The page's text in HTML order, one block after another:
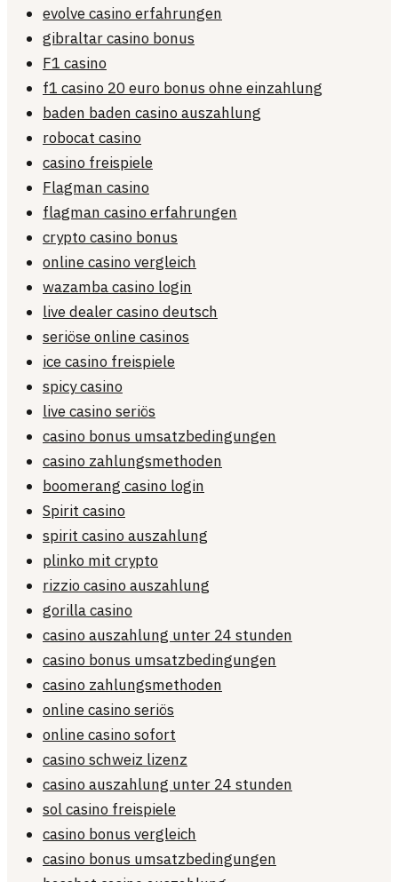
evolve casino erfahrungen
gibraltar casino bonus
F1 casino
f1 casino 20 euro bonus ohne einzahlung
baden baden casino auszahlung
robocat casino
casino freispiele
Flagman casino
flagman casino erfahrungen
crypto casino bonus
online casino vergleich
wazamba casino login
live dealer casino deutsch
seriöse online casinos
ice casino freispiele
spicy casino
live casino seriös
casino bonus umsatzbedingungen
casino zahlungsmethoden
boomerang casino login
Spirit casino
spirit casino auszahlung
plinko mit crypto
rizzio casino auszahlung
gorilla casino
casino auszahlung unter 24 stunden
casino bonus umsatzbedingungen
casino zahlungsmethoden
online casino seriös
online casino sofort
casino schweiz lizenz
casino auszahlung unter 24 stunden
sol casino freispiele
casino bonus vergleich
casino bonus umsatzbedingungen